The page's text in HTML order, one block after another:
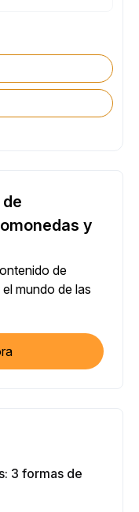
y
de
mundo de las
3 formas de